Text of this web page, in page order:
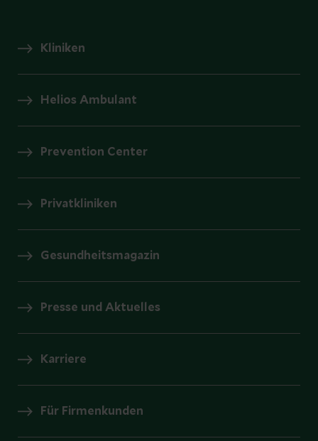
Kliniken
Helios Ambulant
Prevention Center
Privatkliniken
Gesundheitsmagazin
Presse und Aktuelles
Karriere
Für Firmenkunden